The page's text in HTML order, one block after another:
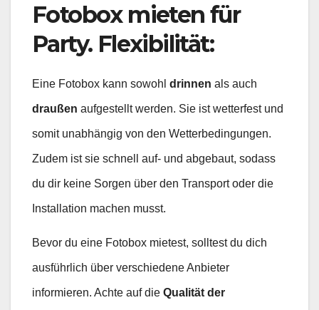
Fotobox mieten für
Party. Flexibilität:
Eine Fotobox kann sowohl drinnen als auch
draußen aufgestellt werden. Sie ist wetterfest und
somit unabhängig von den Wetterbedingungen.
Zudem ist sie schnell auf- und abgebaut, sodass
du dir keine Sorgen über den Transport oder die
Installation machen musst.
Bevor du eine Fotobox mietest, solltest du dich
ausführlich über verschiedene Anbieter
informieren. Achte auf die Qualität der